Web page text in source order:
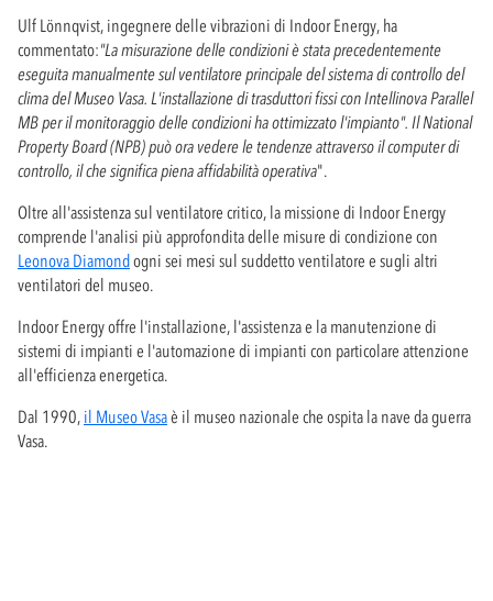
Ulf Lönnqvist, ingegnere delle vibrazioni di Indoor Energy, ha
commentato:"La misurazione delle condizioni è stata precedentemente
eseguita manualmente sul ventilatore principale del sistema di controllo del
clima del Museo Vasa. L'installazione di trasduttori fissi con Intellinova Parallel
MB per il monitoraggio delle condizioni ha ottimizzato l'impianto". Il National
Property Board (NPB) può ora vedere le tendenze attraverso il computer di
controllo, il che significa piena affidabilità operativa".
Oltre all'assistenza sul ventilatore critico, la missione di Indoor Energy
comprende l'analisi più approfondita delle misure di condizione con
Leonova Diamondogni sei mesi sul suddetto ventilatore e sugli altri
ventilatori del museo.
Indoor Energy offre l'installazione, l'assistenza e la manutenzione di
sistemi di impianti e l'automazione di impianti con particolare attenzione
all'efficienza energetica.
Dal 1990, il Museo Vasaè il museo nazionale che ospita la nave da guerra
Vasa.